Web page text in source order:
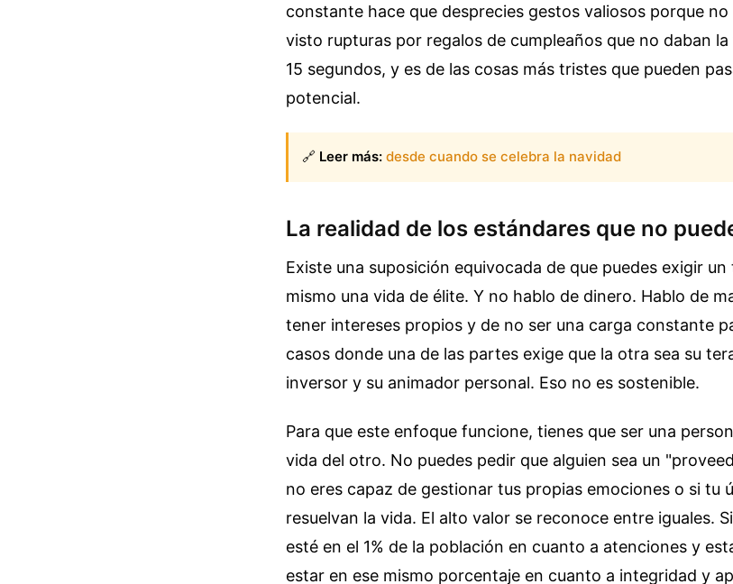
constante hace que desprecies gestos valiosos porque
visto rupturas por regalos de cumpleaños que no daban
15 segundos, y es de las cosas más tristes que pueden
potencial.
🔗 Leer más: desde cuando se celebra la navidad
La realidad de los estándares que no
Existe una suposición equivocada de que puedes exigir
mismo una vida de élite. Y no hablo de dinero. Hablo de
tener intereses propios y de no ser una carga constante
casos donde una de las partes exige que la otra sea su
inversor y su animador personal. Eso no es sostenible.
Para que este enfoque funcione, tienes que ser una
vida del otro. No puedes pedir que alguien sea un
no eres capaz de gestionar tus propias emociones o si tu
resuelvan la vida. El alto valor se reconoce entre iguales.
esté en el 1% de la población en cuanto a atenciones y
estar en ese mismo porcentaje en cuanto a integridad y